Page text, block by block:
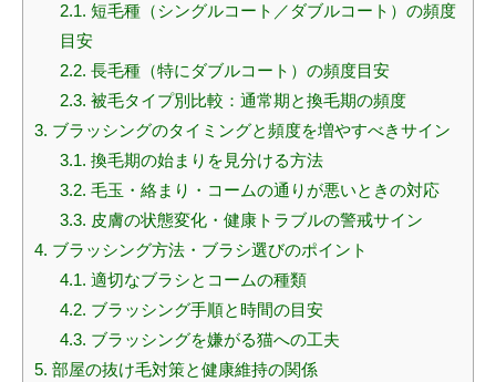
2.1. 短毛種（シングルコート／ダブルコート）の頻度
目安
2.2. 長毛種（特にダブルコート）の頻度目安
2.3. 被毛タイプ別比較：通常期と換毛期の頻度
3. ブラッシングのタイミングと頻度を増やすべきサイン
3.1. 換毛期の始まりを見分ける方法
3.2. 毛玉・絡まり・コームの通りが悪いときの対応
3.3. 皮膚の状態変化・健康トラブルの警戒サイン
4. ブラッシング方法・ブラシ選びのポイント
4.1. 適切なブラシとコームの種類
4.2. ブラッシング手順と時間の目安
4.3. ブラッシングを嫌がる猫への工夫
5. 部屋の抜け毛対策と健康維持の関係